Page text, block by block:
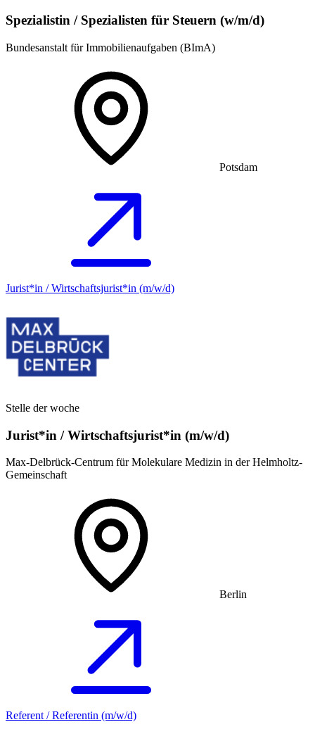
Spezialistin / Spezialisten für Steuern (w/m/d)
Bundesanstalt für Immobilienaufgaben (BImA)
Potsdam
Jurist*in / Wirtschafts­jurist*in (m/w/d)
Stelle der woche
Jurist*in / Wirtschafts­jurist*in (m/w/d)
Max-Delbrück-Centrum für Molekulare Medizin in der Helmholtz-
Gemeinschaft
Berlin
Referent / Referentin (m/w/d)